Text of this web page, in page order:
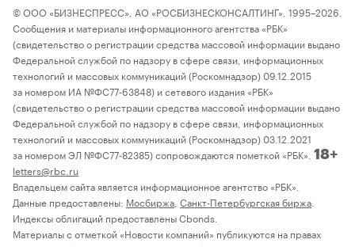
© ООО «БИЗНЕСПРЕСС», АО «РОСБИЗНЕСКОНСАЛТИНГ», 1995–2026.
Сообщения и материалы информационного агентства «РБК»
(свидетельство о регистрации средства массовой информации выдано
Федеральной службой по надзору в сфере связи, информационных
технологий и массовых коммуникаций (Роскомнадзор) 09.12.2015
за номером ИА №ФС77-63848) и сетевого издания «РБК»
(свидетельство о регистрации средства массовой информации выдано
Федеральной службой по надзору в сфере связи, информационных
технологий и массовых коммуникаций (Роскомнадзор) 03.12.2021
за номером ЭЛ №ФС77-82385) сопровождаются пометкой «РБК». 18+
letters@rbc.ru
Владельцем сайта является информационное агентство «РБК».
Данные предоставлены: Мосбиржа Санкт-Петербургская биржа
Индексы облигаций предоставлены Cbonds.
Материалы с отметкой «Новости компаний» публикуются на правах